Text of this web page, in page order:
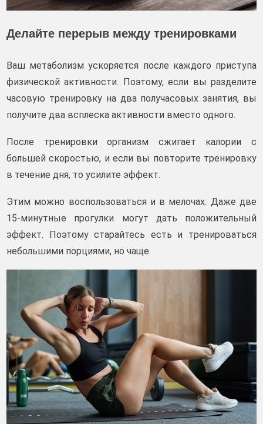
Делайте перерыв между тренировками
Ваш метаболизм ускоряется после каждого приступа
физической активности. Поэтому, если вы разделите
часовую тренировку на два получасовых занятия, вы
получите два всплеска активности вместо одного.
После тренировки организм сжигает калории с
большей скоростью, и если вы повторите тренировку
в течение дня, то усилите эффект.
Этим можно воспользоваться и в мелочах. Даже две
15-минутные прогулки могут дать положительный
эффект. Поэтому старайтесь есть и тренироваться
небольшими порциями, но чаще.